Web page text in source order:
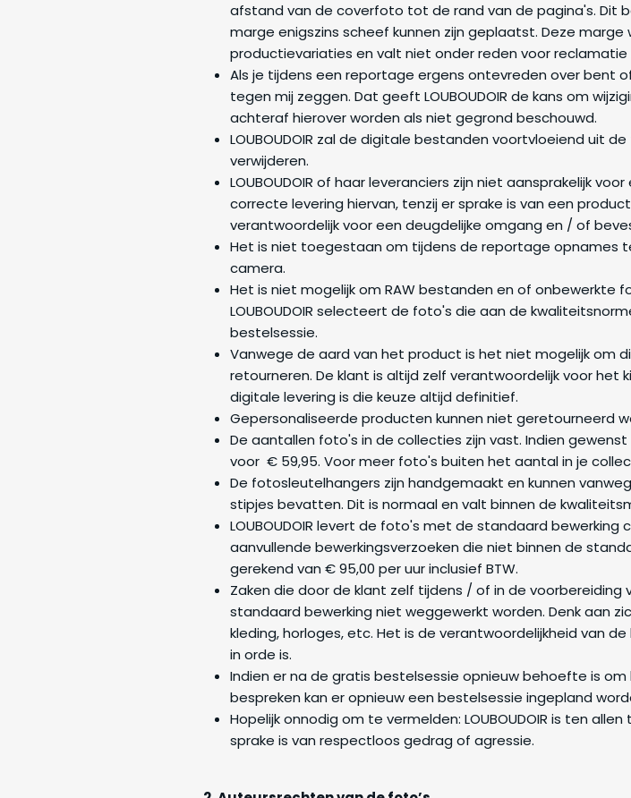
afstand van de coverfoto tot de rand van de pagina's. Dit
marge enigszins scheef kunnen zijn geplaatst. Deze
productievariaties en valt niet onder reden voor
Als je tijdens een reportage ergens ontevreden over bent
tegen mij zeggen. Dat geeft LOUBOUDOIR de kans om
achteraf hierover worden als niet gegrond beschouwd.
LOUBOUDOIR zal de digitale bestanden voortvloeiend uit
verwijderen.
LOUBOUDOIR of haar leveranciers zijn niet aansprakelijk
correcte levering hiervan, tenzij er sprake is van een
verantwoordelijk voor een deugdelijke omgang en / of
Het is niet toegestaan om tijdens de reportage
camera.
Het is niet mogelijk om RAW bestanden en of onbewerkte
LOUBOUDOIR selecteert de foto's die aan de
bestelsessie.
Vanwege de aard van het product is het niet mogelijk om
retourneren. De klant is altijd zelf verantwoordelijk voor
digitale levering is die keuze altijd definitief.
Gepersonaliseerde producten kunnen niet geretourneerd
De aantallen foto's in de collecties zijn vast. Indien
voor € 59,95. Voor meer foto's buiten het aantal in je
De fotosleutelhangers zijn handgemaakt en kunnen
stipjes bevatten. Dit is normaal en valt binnen de
LOUBOUDOIR levert de foto's met de standaard
aanvullende bewerkingsverzoeken die niet binnen de
gerekend van € 95,00 per uur inclusief BTW.
Zaken die door de klant zelf tijdens / of in de voorbereiding
standaard bewerking niet weggewerkt worden. Denk aan
kleding, horloges, etc. Het is de verantwoordelijkheid van
in orde is.
Indien er na de gratis bestelsessie opnieuw behoefte is
bespreken kan er opnieuw een bestelsessie ingepland
Hopelijk onnodig om te vermelden: LOUBOUDOIR is ten
sprake is van respectloos gedrag of agressie.